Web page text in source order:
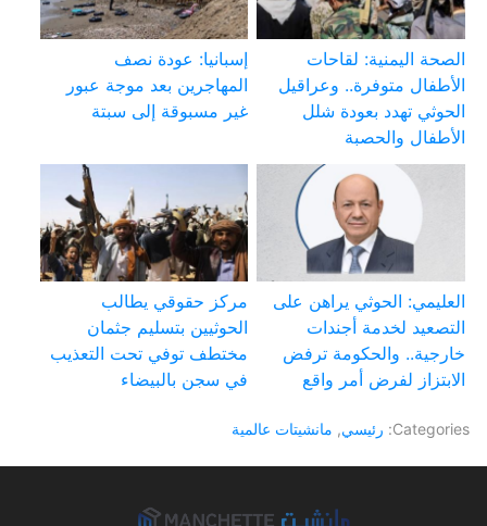
الصحة اليمنية: لقاحات
الأطفال متوفرة.. وعراقيل
الحوثي تهدد بعودة شلل
الأطفال والحصبة
إسبانيا: عودة نصف
المهاجرين بعد موجة عبور
غير مسبوقة إلى سبتة
العليمي: الحوثي يراهن على
التصعيد لخدمة أجندات
خارجية.. والحكومة ترفض
الابتزاز لفرض أمر واقع
مركز حقوقي يطالب
الحوثيين بتسليم جثمان
مختطف توفي تحت التعذيب
في سجن بالبيضاء
Categories: رئيسي, مانشيتات عالمية